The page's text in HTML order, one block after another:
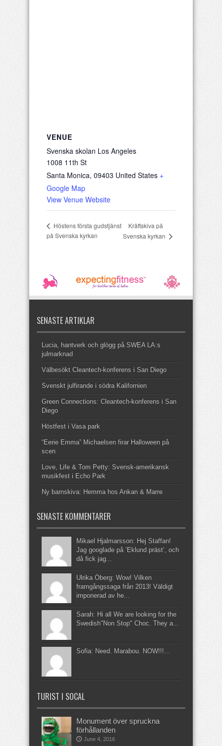
VENUE
Svenska skolan Los Angeles
1008 11th St
Santa Monica, 09403 United States +
Google Map
View Venue Website
Höstens första gudstjänst
på Svenska kyrkan
Kräftskiva på
Svenska kyrkan
SENASTE ARTIKLAR
Lucia, hantverk och glögg på SWEA LA:s
julmarknad
Välbesökt Cleantech-konferens i San Diego
Svenskt julfirande i södra Kalifornien
Green Connections: Cleantech-konferens i San
Diego
Höstfest i Vasa park
“Eerie Emma” Michaelsen firar Halloween på
scen
Love, Life & Tom Petty: Svensk-amerikansk
musikfest i Echo Park
Ny barnskiva: Hemma hos Ankan & Marre
SENASTE KOMMENTARER
Mikael Hjalmarsson: Hej Staffan!
Jag googlade på ’Eklund präst’, och
då fick jag...
Ulrika Öberg: Wow! Vilken
framgångssaga från 2013! Väldigt
imponerad av he...
Sarah: Hi all We are looking for the
Swedish"Non Stop" Choc. They a...
Sofia: Need. Marabou. NOW!!!...
TURIST I SOCAL
Monument över spruckna
förhållanden
June 4, 2016